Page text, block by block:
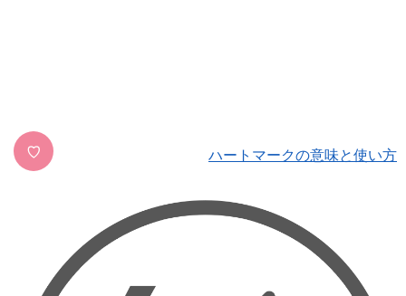
♡ ハートマークの意味と使い方